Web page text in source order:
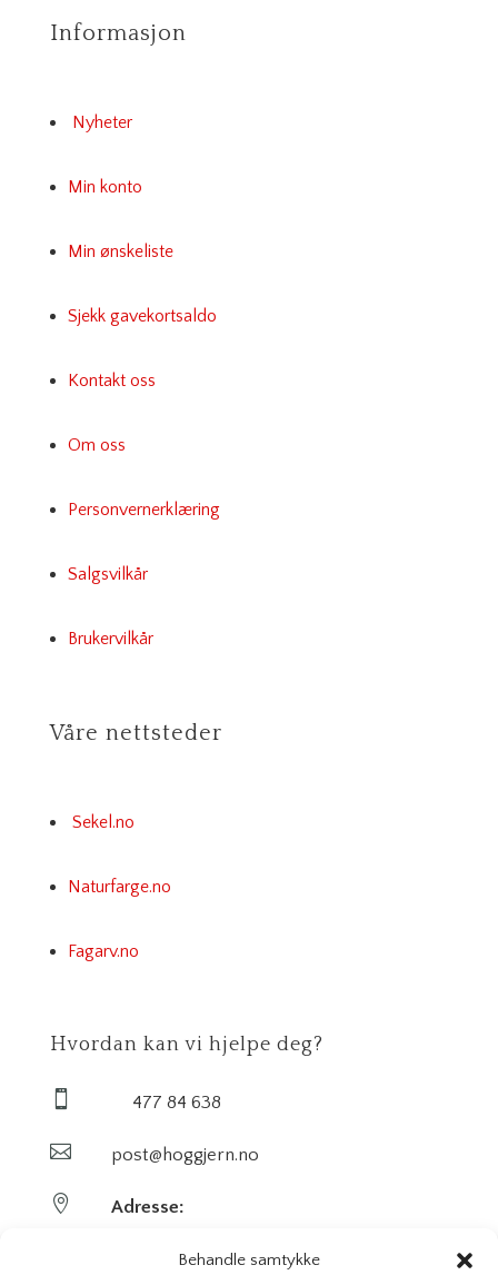
Behandle samtykke
Informasjon
Nyheter
Min konto
Min ønskeliste
Sjekk gavekortsaldo
Kontakt oss
Om oss
Personvernerklæring
Salgsvilkår
Brukervilkår
Våre nettsteder
Sekel.no
Naturfarge.no
Fagarv.no
Hvordan kan vi hjelpe deg?
 477 84 638
 post@hoggjern.no
 Adresse:
Sekel AS